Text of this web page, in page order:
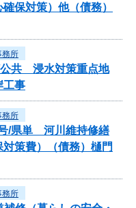
保対策）他（債務）
務所
公共 浸水対策重点地
工事
務所
/県単 河川維持修繕
策費）（債務）樋門
務所